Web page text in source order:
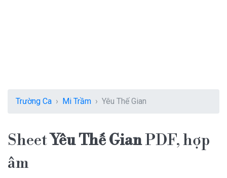
Trường Ca Mi Trầm Yêu Thế Gian
SheetYêu Thế GianPDF, hợp
âm